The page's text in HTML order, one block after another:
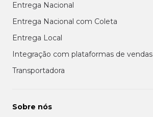
Entrega Nacional
Entrega Nacional com Coleta
Entrega Local
Integração com plataformas de vendas
Transportadora
Sobre nós